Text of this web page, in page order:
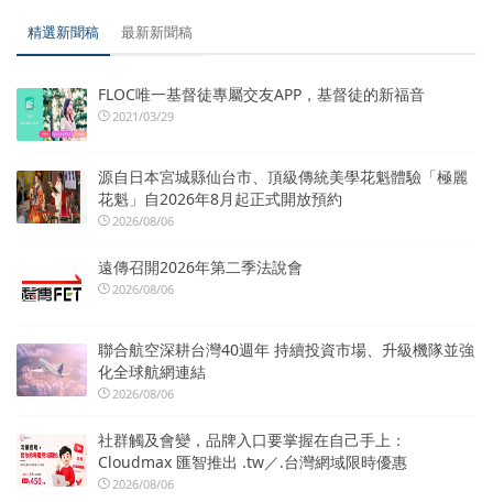
精選新聞稿 最新新聞稿
FLOC唯一基督徒專屬交友APP，基督徒的新福音
2021/03/29
源自日本宮城縣仙台市、頂級傳統美學花魁體驗「極麗
花魁」自2026年8月起正式開放預約
2026/08/06
遠傳召開2026年第二季法說會
2026/08/06
聯合航空深耕台灣40週年 持續投資市場、升級機隊並強
化全球航網連結
2026/08/06
社群觸及會變，品牌入口要掌握在自己手上：
Cloudmax 匯智推出 .tw／.台灣網域限時優惠
2026/08/06